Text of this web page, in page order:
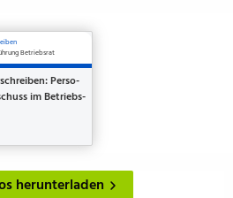
Betriebsrat
Per­so­
im Betriebs­
herunterladen